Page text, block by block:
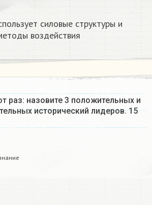
силовые структуры и
воздействия
раз: назовите 3 положительных и
исторический лидеров. 15